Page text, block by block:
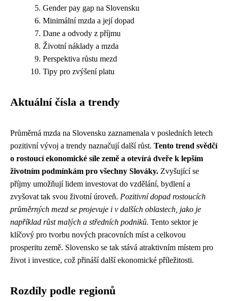
Gender pay gap na Slovensku
Minimální mzda a její dopad
Dane a odvody z příjmu
Životní náklady a mzda
Perspektiva růstu mezd
Tipy pro zvýšení platu
Aktuální čísla a trendy
Průměrná mzda na Slovensku zaznamenala v posledních letech
pozitivní vývoj a trendy naznačují další růst. Tento trend svědčí
o rostoucí ekonomické síle země a otevírá dveře k lepším
životním podmínkám pro všechny Slováky. Zvyšující se
příjmy umožňují lidem investovat do vzdělání, bydlení a
zvyšovat tak svou životní úroveň. Pozitivní dopad rostoucích
průměrných mezd se projevuje i v dalších oblastech, jako je
například růst malých a středních podniků. Tento sektor je
klíčový pro tvorbu nových pracovních míst a celkovou
prosperitu země. Slovensko se tak stává atraktivním místem pro
život i investice, což přináší další ekonomické příležitosti.
Rozdíly podle regionů